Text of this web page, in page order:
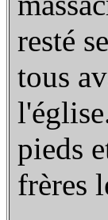
resté
tous
pieds
frères